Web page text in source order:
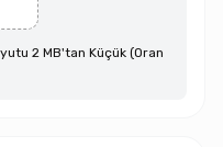
2 MB'tan Küçük (Oran